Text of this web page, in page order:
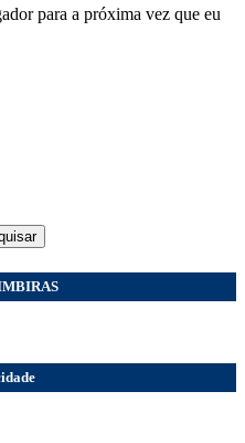
para a próxima vez que eu